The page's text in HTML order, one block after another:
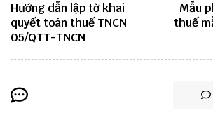
Hướng dẫn lập tờ khai
quyết toán thuế TNCN
05/QTT-TNCN
Mẫu
thuế